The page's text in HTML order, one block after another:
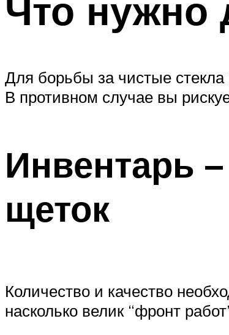
Что нужно
Для борьбы за чистые стекла
В противном случае вы
Инвентарь
щеток
Количество и качество
насколько велик “фронт